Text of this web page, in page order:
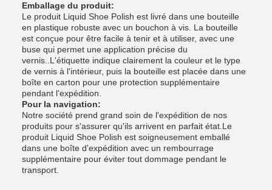
Emballage du produit:
Le produit Liquid Shoe Polish est livré dans une bouteille
en plastique robuste avec un bouchon à vis. La bouteille
est conçue pour être facile à tenir et à utiliser, avec une
buse qui permet une application précise du
vernis..L'étiquette indique clairement la couleur et le type
de vernis à l'intérieur, puis la bouteille est placée dans une
boîte en carton pour une protection supplémentaire
pendant l'expédition.
Pour la navigation:
Notre société prend grand soin de l'expédition de nos
produits pour s'assurer qu'ils arrivent en parfait état.Le
produit Liquid Shoe Polish est soigneusement emballé
dans une boîte d'expédition avec un rembourrage
supplémentaire pour éviter tout dommage pendant le
transport.